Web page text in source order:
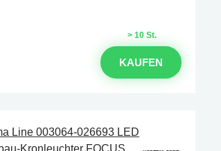
> 10 St.
KAUFEN